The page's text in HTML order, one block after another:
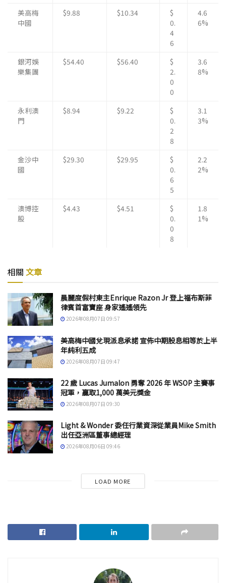
美高梅
中國
$9.88 $10.34
$
0.
4
6
4.6
6%
銀河娛
樂集團
$54.40 $56.40
$
2.
0
0
3.6
8%
永利澳
門
$8.94 $9.22
$
0.
2
8
3.1
3%
金沙中
國
$29.30 $29.95
$
0.
6
5
2.2
2%
澳博控
股
$4.43 $4.51
$
0.
0
8
1.8
1%
相關 文章
晨麗度假村東主Enrique Razon Jr 登上福布斯菲
律賓首富寶座 身家遙遙領先
2026年08月07日 09:57
美高梅中國兌現派息承諾 宣佈中期股息相等於上半
年純利五成
2026年08月07日 09:47
22 歲 Lucas Jumalon 勇奪 2026 年 WSOP 主賽事
冠軍，贏取1,000 萬美元獎金
2026年08月07日 09:30
Light & Wonder 委任行業資深從業員Mike Smith
出任亞洲區董事總經理
2026年08月06日 09:46
LOAD MORE